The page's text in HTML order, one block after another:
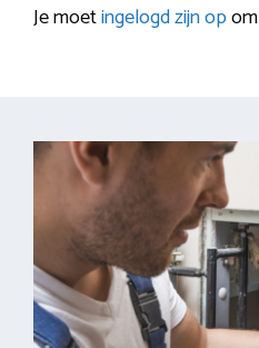
Je moetingelogd zijn op